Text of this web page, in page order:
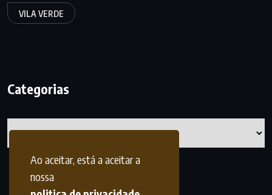
Ao aceitar, está a aceitar a
nossa
VILA VERDE
Categorias